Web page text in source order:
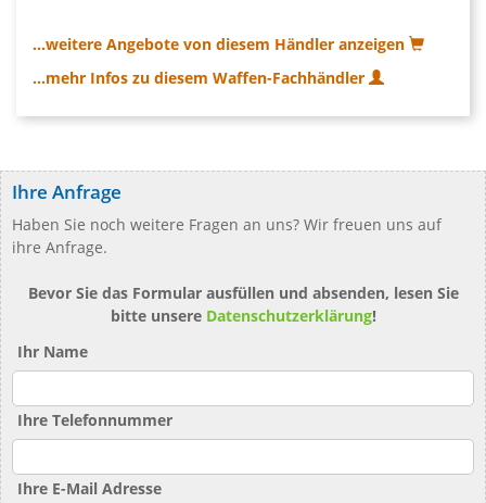
...weitere Angebote von diesem Händler anzeigen
...mehr Infos zu diesem Waffen-Fachhändler
Ihre Anfrage
Haben Sie noch weitere Fragen an uns? Wir freuen uns auf
ihre Anfrage.
Bevor Sie das Formular ausfüllen und absenden, lesen Sie
bitte unsere Datenschutzerklärung!
Ihr Name
Ihre Telefonnummer
Ihre E-Mail Adresse